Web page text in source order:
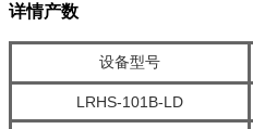
详情产数
设备型号
LRHS-101B-LD